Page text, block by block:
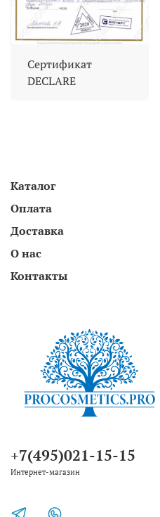
Сертификат
DECLARE
Каталог
Оплата
Доставка
О нас
Контакты
+7(495)021-15-15
Интернет-магазин